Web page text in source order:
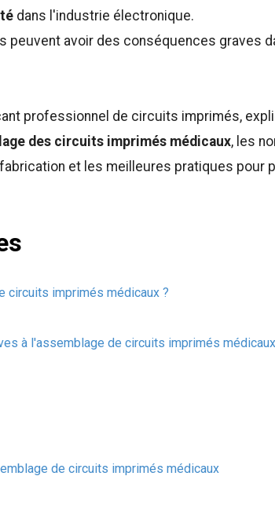
dans l'industrie électronique.
peuvent avoir des conséquences graves
professionnel de circuits imprimés,
des circuits imprimés médicaux, les
et les meilleures pratiques pour
circuits imprimés médicaux ?
à l'assemblage de circuits imprimés médicaux
de circuits imprimés médicaux